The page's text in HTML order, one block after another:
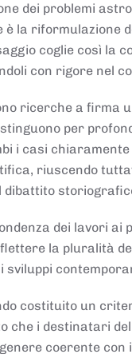
dei problemi
la riformulazione
coglie così la
con rigore nel
ricerche a firma
per
i casi
riuscendo
dei lavori ai
la pluralità
sviluppi
costituito un
che i destinatari
coerente